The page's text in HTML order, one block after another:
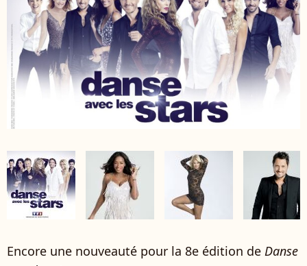
Encore une nouveauté pour la 8e édition de Danse